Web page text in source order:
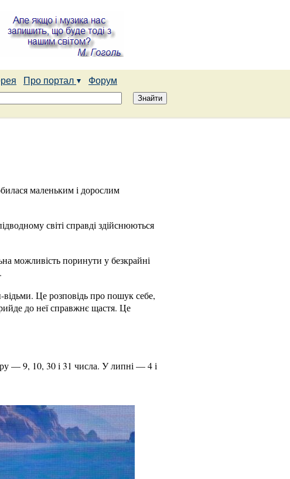
Про портал
Форум
маленьким і дорослим
світі справді здійснюються
можливість поринути у безкрайні
відьми. Це розповідь про пошук себе,
до неї справжнє щастя. Це
— 9, 10, 30 і 31 числа. У липні — 4 і